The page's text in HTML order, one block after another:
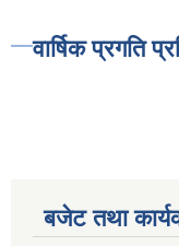
वार्षिक प्रगति
बजेट तथा